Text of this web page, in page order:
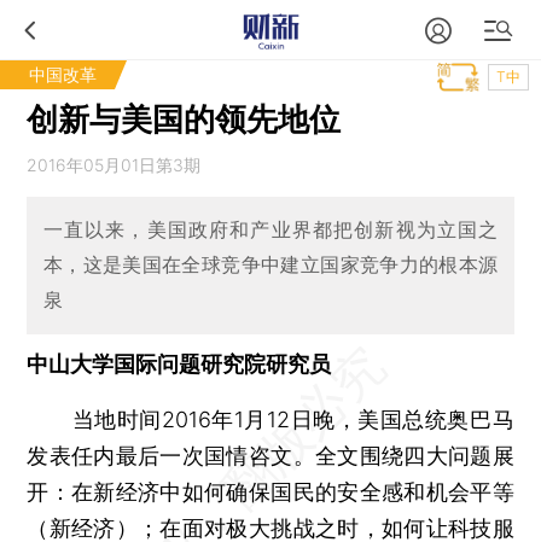
中国改革 T中
创新与美国的领先地位
2016年05月01日第3期
一直以来，美国政府和产业界都把创新视为立国之
本，这是美国在全球竞争中建立国家竞争力的根本源
泉
中山大学国际问题研究院研究员
当地时间2016年1月12日晚，美国总统奥巴马
发表任内最后一次国情咨文。全文围绕四大问题展
开：在新经济中如何确保国民的安全感和机会平等
（新经济）；在面对极大挑战之时，如何让科技服